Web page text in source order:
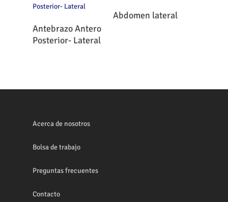
Leer Más
Antebrazo Antero
Posterior- Lateral
Leer Más
Abdomen lateral
Acerca de nosotros
Bolsa de trabajo
Preguntas frecuentes
Contacto